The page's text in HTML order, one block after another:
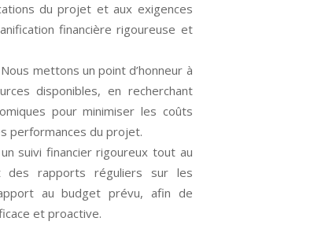
du projet et aux exigences
financière rigoureuse et
Nous mettons un point d’honneur à
disponibles, en recherchant
pour minimiser les coûts
performances du projet.
suivi financier rigoureux tout au
des rapports réguliers sur les
au budget prévu, afin de
et proactive.